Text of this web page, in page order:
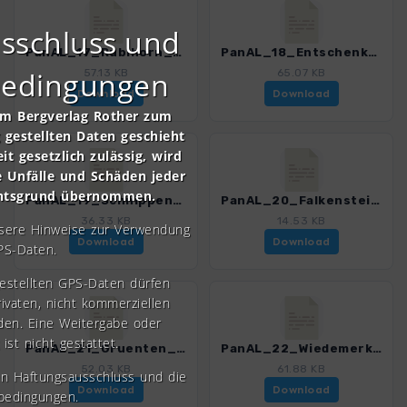
PanAL_17_Rubihorn_3165_1.gpx
57.13 KB
Download
PanAL_18_Entschenkopf_3165_1.gpx
65.07 KB
Download
PanAL_19_Schnippenkopf_3165_1.gpx
36.33 KB
Download
PanAL_20_Falkenstein_3165_1.gpx
14.53 KB
Download
PanAL_21_Gruenten_3165_1.gpx
52.03 KB
Download
PanAL_22_Wiedemerkopf_3165_1.gpx
61.88 KB
Download
und
Bergverlag Rother zum
Daten geschieht
gesetzlich zulässig, wird
und Schäden jeder
übernommen.
Hinweise zur Verwendung
Daten.
GPS-Daten dürfen
nicht kommerziellen
Eine Weitergabe oder
ist nicht gestattet.
Haftungsausschluss und die